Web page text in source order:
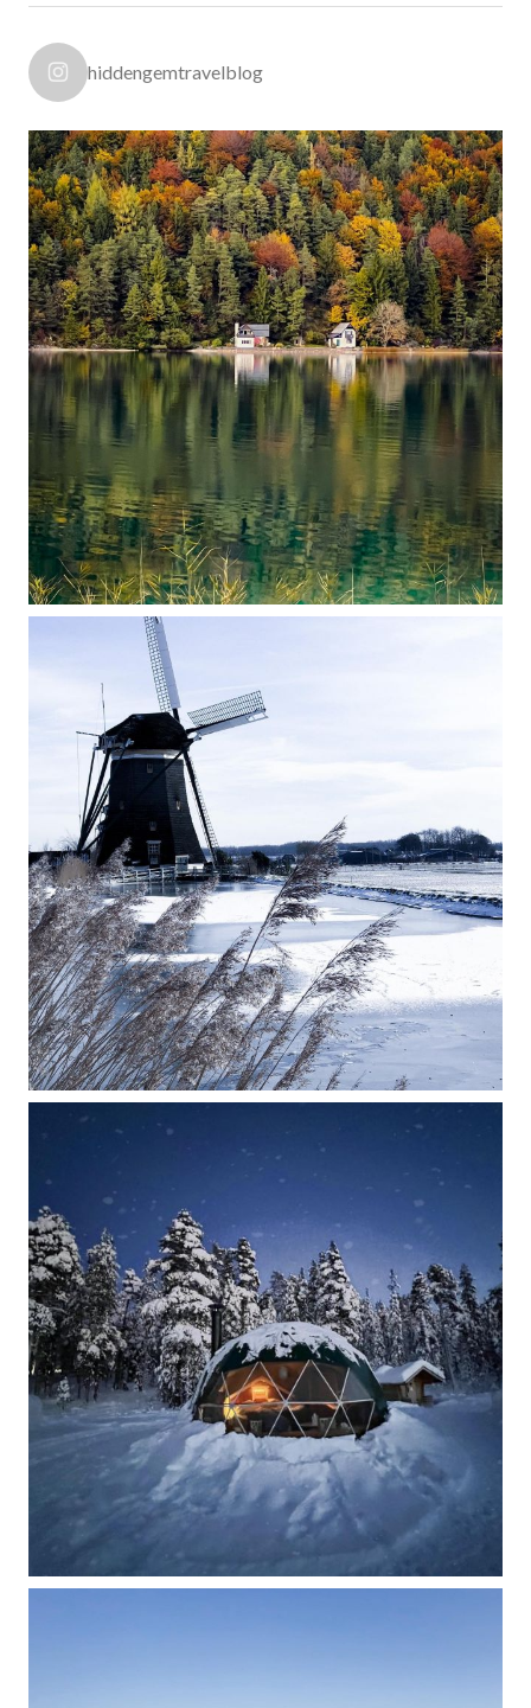
hiddengemtravelblog